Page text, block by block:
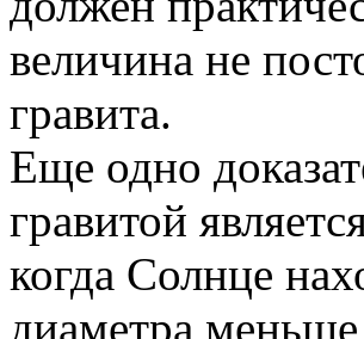
величина не
гравита.
Еще одно
гравитой
когда Солнце
диаметра